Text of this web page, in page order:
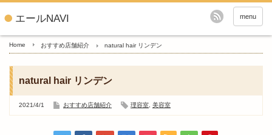
エールNAVI menu
Home おすすめ店舗紹介 natural hair リンデン
natural hair リンデン
2021/4/1 おすすめ店舗紹介 理容室 美容室